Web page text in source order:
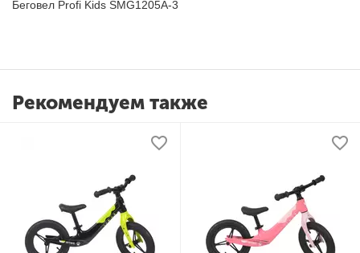
Беговел Profi Kids SMG1205A-3
Рекомендуем также